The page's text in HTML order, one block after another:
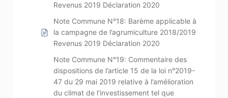
Revenus 2019 Déclaration 2020
Note Commune N°18: Barème applicable à
la campagne de l’agrumiculture 2018/2019
Revenus 2019 Déclaration 2020
Note Commune N°19: Commentaire des
dispositions de l’article 15 de la loi n°2019-
47 du 29 mai 2019 relative à l’amélioration
du climat de l’investissement tel que